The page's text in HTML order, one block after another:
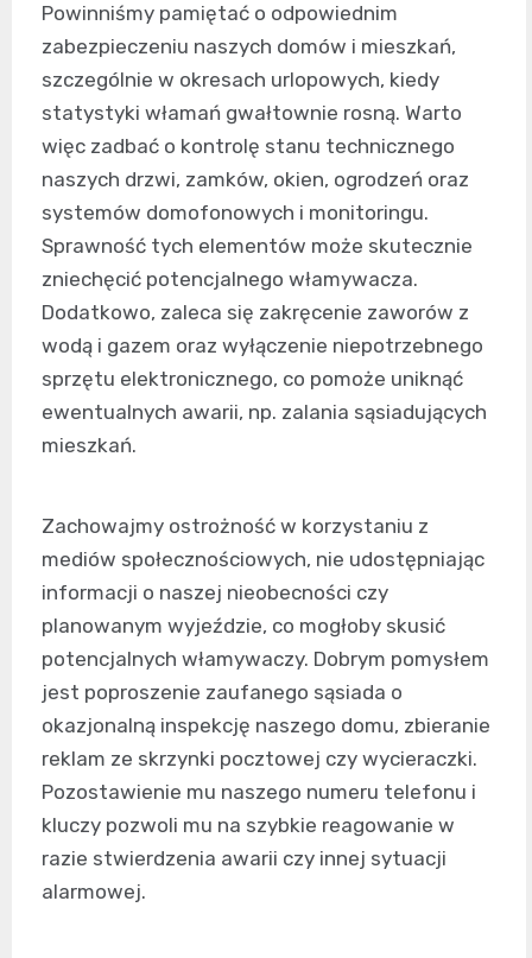
Powinniśmy pamiętać o odpowiednim
zabezpieczeniu naszych domów i mieszkań,
szczególnie w okresach urlopowych, kiedy
statystyki włamań gwałtownie rosną. Warto
więc zadbać o kontrolę stanu technicznego
naszych drzwi, zamków, okien, ogrodzeń oraz
systemów domofonowych i monitoringu.
Sprawność tych elementów może skutecznie
zniechęcić potencjalnego włamywacza.
Dodatkowo, zaleca się zakręcenie zaworów z
wodą i gazem oraz wyłączenie niepotrzebnego
sprzętu elektronicznego, co pomoże uniknąć
ewentualnych awarii, np. zalania sąsiadujących
mieszkań.
Zachowajmy ostrożność w korzystaniu z
mediów społecznościowych, nie udostępniając
informacji o naszej nieobecności czy
planowanym wyjeździe, co mogłoby skusić
potencjalnych włamywaczy. Dobrym pomysłem
jest poproszenie zaufanego sąsiada o
okazjonalną inspekcję naszego domu, zbieranie
reklam ze skrzynki pocztowej czy wycieraczki.
Pozostawienie mu naszego numeru telefonu i
kluczy pozwoli mu na szybkie reagowanie w
razie stwierdzenia awarii czy innej sytuacji
alarmowej.